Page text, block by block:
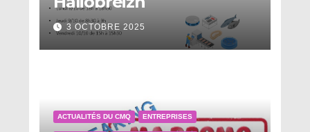
3 OCTOBRE 2025
ACTUALITÉS DU CMQ ENTREPRISES